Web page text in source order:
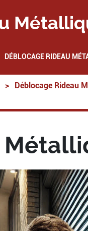
DÉBLOCAGE RIDEAU
> Déblocage Rideau